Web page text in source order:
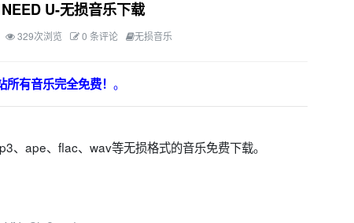
U-无损音乐下载
329次浏览 0 条评论 无损音乐
有音乐完全免费！ 。
、ape、flac、wav等无损格式的音乐免费下载。